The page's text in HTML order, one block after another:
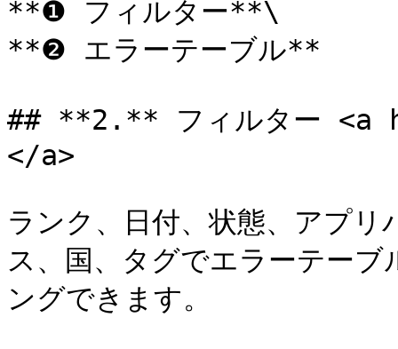
**❶ フィルター**\
**❷ エラーテーブル**
## **2.** フィルター
</a>
ランク、日付、状態、アプリ
ス、国、タグでエラーテー
ングできます。